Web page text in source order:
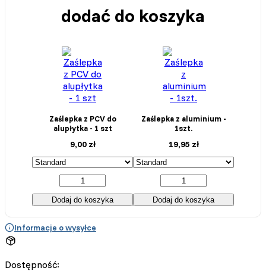
dodać do koszyka
Zaślepka z PCV do
alupłytka - 1 szt
9,00 zł
Dodaj do koszyka
Zaślepka z aluminium -
1szt.
19,95 zł
Dodaj do koszyka
Informacje o wysyłce
Dostępność: